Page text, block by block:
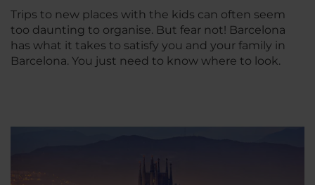
Trips to new places with the kids can often seem
too daunting to organise. But fear not! Barcelona
has what it takes to satisfy you and your family in
Barcelona. You just need to know where to look.